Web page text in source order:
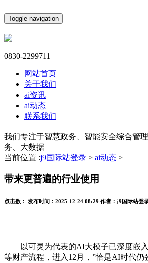
Toggle navigation
0830-2299711
网站首页
关于我们
ai资讯
ai动态
联系我们
我们专注于智慧政务、智能安全综合管
务、大数据
当前位置 :j9国际站登录 > ai动态 >
带来更普遍的行业使用
点击数： 发布时间： 2025-12-24 08:29 作者： j9国际站登
以可灵为代表的AI大模子已深度嵌入
等财产流程，进入12月，”恰是AI时代仍